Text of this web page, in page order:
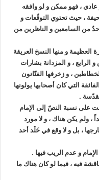
، فهو ممكن و لو وافقه
، حيث تحتوي التوقّعات و
من السامعين و الناظرين من
العظيمة و منها النسخ العريقة
الرابع ، و المزدانة بشارات
، و زخرفها الفنّانون
التي كان أصحابها يولونها
.
على نسبة النصّ إلى الإمام
، ولم يكن هناك ، و لا مورد
، بل و لا وقع في خَلَد أحد
و عدم الريب فيها .
فيه ، فيما لو كان هناك ما